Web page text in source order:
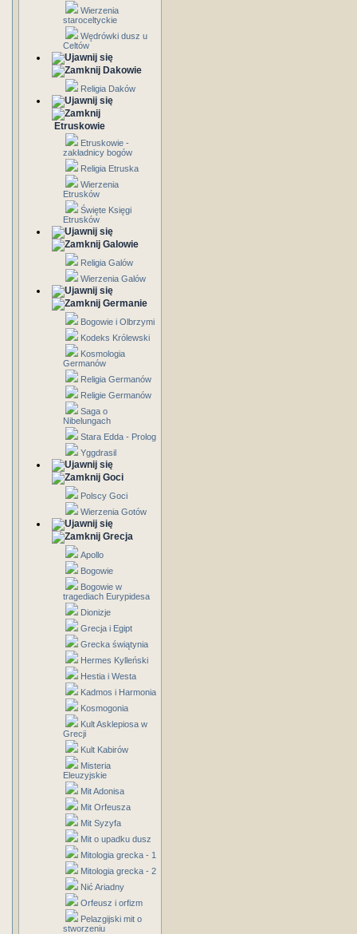
Wierzenia
staroceltyckie
Wędrówki dusz u
Celtów
Dakowie
Religia Daków
Etruskowie
Etruskowie -
zakładnicy bogów
Religia Etruska
Wierzenia
Etrusków
Święte Księgi
Etrusków
Galowie
Religia Galów
Wierzenia Galów
Germanie
Bogowie i Olbrzymi
Kodeks Królewski
Kosmologia
Germanów
Religia Germanów
Religie Germanów
Saga o
Nibelungach
Stara Edda - Prolog
Yggdrasil
Goci
Polscy Goci
Wierzenia Gotów
Grecja
Apollo
Bogowie
Bogowie w
tragediach Eurypidesa
Dionizje
Grecja i Egipt
Grecka świątynia
Hermes Kylleński
Hestia i Westa
Kadmos i Harmonia
Kosmogonia
Kult Asklepiosa w
Grecji
Kult Kabirów
Misteria
Eleuzyjskie
Mit Adonisa
Mit Orfeusza
Mit Syzyfa
Mit o upadku dusz
Mitologia grecka - 1
Mitologia grecka - 2
Nić Ariadny
Orfeusz i orfizm
Pelazgijski mit o
stworzeniu